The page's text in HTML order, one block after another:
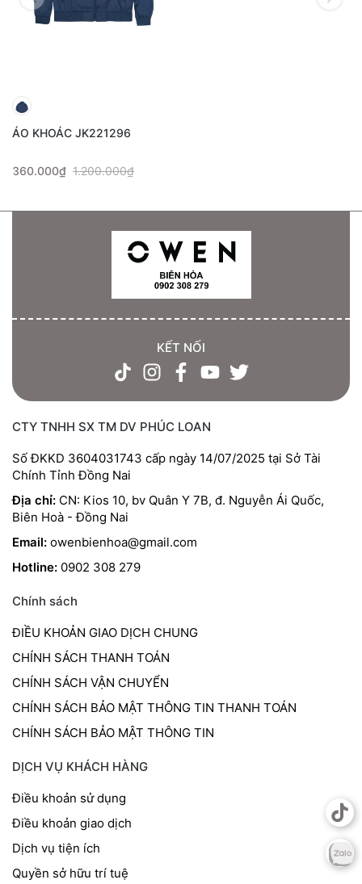
ÁO KHOÁC JK221296
360.000₫ 1.200.000₫
KẾT NỐI
CTY TNHH SX TM DV PHÚC LOAN
Số ĐKKD 3604031743 cấp ngày 14/07/2025 tại Sở Tài
Chính Tỉnh Đồng Nai
Địa chỉ: CN: Kios 10, bv Quân Y 7B, đ. Nguyễn Ái Quốc,
Biên Hoà - Đồng Nai
Email: owenbienhoa@gmail.com
Hotline: 0902 308 279
Chính sách
ĐIỀU KHOẢN GIAO DỊCH CHUNG
CHÍNH SÁCH THANH TOÁN
CHÍNH SÁCH VẬN CHUYỂN
CHÍNH SÁCH BẢO MẬT THÔNG TIN THANH TOÁN
CHÍNH SÁCH BẢO MẬT THÔNG TIN
DỊCH VỤ KHÁCH HÀNG
Điều khoản sử dụng
Điều khoản giao dịch
Dịch vụ tiện ích
Quyền sở hữu trí tuệ